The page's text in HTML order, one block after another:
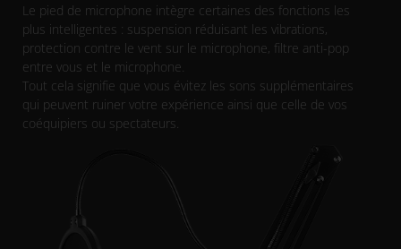
Le pied de microphone intègre certaines des fonctions les
plus intelligentes : suspension réduisant les vibrations,
protection contre le vent sur le microphone, filtre anti-pop
entre vous et le microphone.
Tout cela signifie que vous évitez les sons supplémentaires
qui peuvent ruiner votre expérience ainsi que celle de vos
coéquipiers ou spectateurs.